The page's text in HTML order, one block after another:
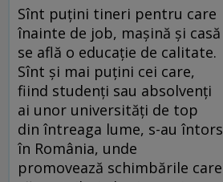
Sînt puţini tineri pentru care
înainte de job, maşină şi casă
se află o educaţie de calitate.
Sînt şi mai puţini cei care,
fiind studenţi sau absolvenţi
ai unor universităţi de top
din întreaga lume, s-au întors
în România, unde
promovează schimbările care